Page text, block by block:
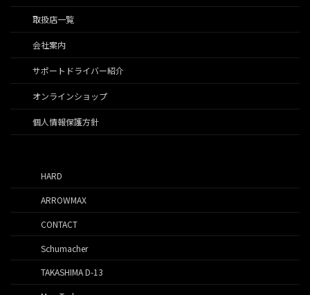
取扱店一覧
会社案内
サポートドライバー紹介
オンラインショップ
個人情報保護方針
HARD
ARROWMAX
CONTACT
Schumacher
TAKASHIMA D-13